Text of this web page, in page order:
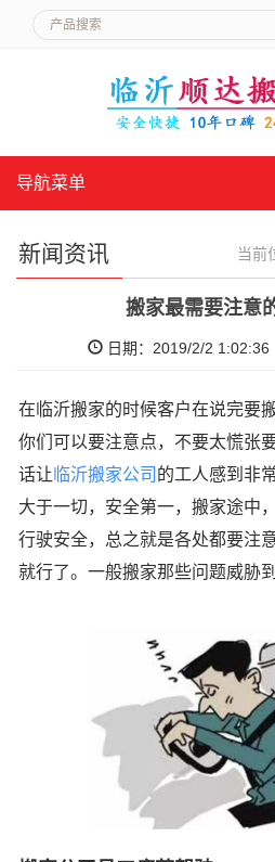
导航菜单
新闻资讯 当前
搬家最需要注意
日期：2019/2/2 1:02:36
在临沂搬家的时候客户在说完要
你们可以要注意点，不要太慌张
话让 临沂搬家公司 的工人感到非
大于一切，安全第一，搬家途中
行驶安全，总之就是各处都要注
就行了。一般搬家那些问题威胁